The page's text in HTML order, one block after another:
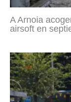
A Arnoia
airsoft en